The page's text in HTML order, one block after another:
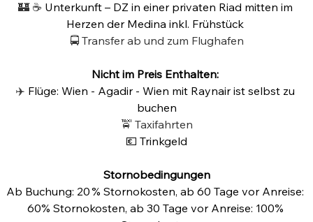
🏰 ☕️ Unterkunft – DZ in einer privaten Riad mitten im
Herzen der Medina inkl. Frühstück
🚍 Transfer ab und zum Flughafen
Nicht im Preis Enthalten:
✈️ Flüge: Wien - Agadir - Wien mit Raynair ist selbst zu
buchen
🚖 Taxifahrten
💶 Trinkgeld
Stornobedingungen
Ab Buchung: 20 % Stornokosten, ab 60 Tage vor Anreise:
60% Stornokosten, ab 30 Tage vor Anreise: 100%